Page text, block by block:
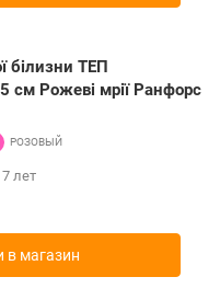
білизни ТЕП
см Рожеві мрії Ранфорс
лет
в магазин